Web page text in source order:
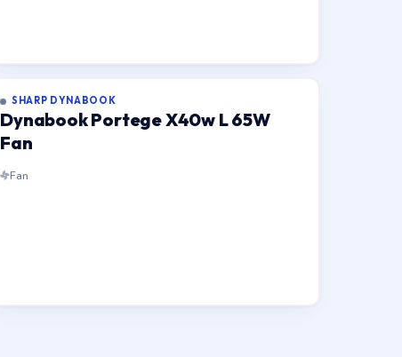
SHARP DYNABOOK
Dynabook Portege X40w L 65W
Fan
Fan